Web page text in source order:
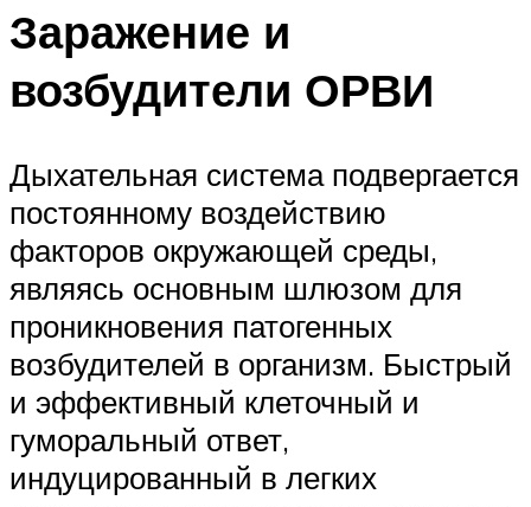
Заражение и
возбудители ОРВИ
Дыхательная система подвергается
постоянному воздействию
факторов окружающей среды,
являясь основным шлюзом для
проникновения патогенных
возбудителей в организм. Быстрый
и эффективный клеточный и
гуморальный ответ,
индуцированный в легких